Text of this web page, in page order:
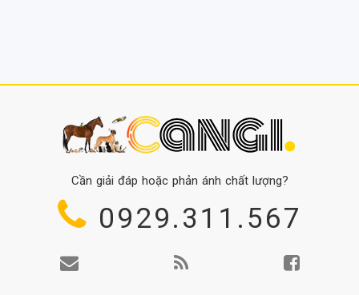
Cần giải đáp hoặc phản ánh chất lượng?
0929.311.567